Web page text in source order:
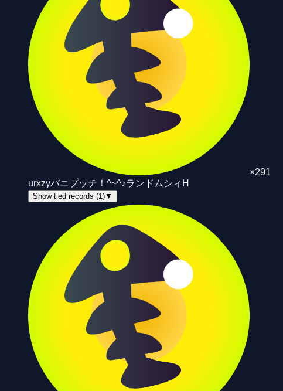
×291
urxzyバニプッチ！^~^♪ランドムシィH
Show tied records (1)▼